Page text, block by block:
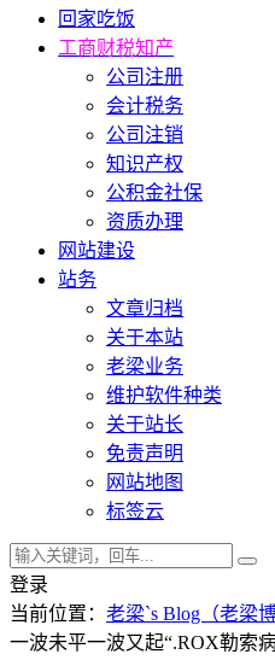
回家吃饭
工商财税知产
公司注册
会计税务
公司注销
知识产权
公积金社保
资质办理
网站建设
站务
文章归档
关于本站
老梁业务
维护软件种类
关于站长
免责声明
网站地图
标签云
登录
当前位置： 老梁`s Blog（老梁
一波未平一波又起“.ROX勒索